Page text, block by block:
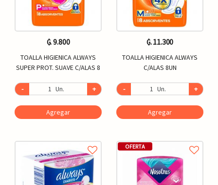
₲. 9.800
TOALLA HIGIENICA ALWAYS
SUPER PROT. SUAVE C/ALAS 8
- Un. +
Agregar
₲. 11.300
TOALLA HIGIENICA ALWAYS
C/ALAS 8UN
- Un. +
Agregar
OFERTA